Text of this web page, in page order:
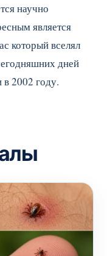
научно
является
который вселял
дней
в 2002 году.